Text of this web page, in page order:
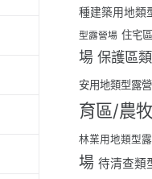
種建築用地類
型露營場 住宅
場 保護區
安用地類型露
育區/農
林業用地類型
場 待清查類